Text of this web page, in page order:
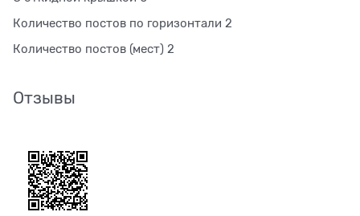
Количество постов по горизонтали 2
Количество постов (мест) 2
Отзывы